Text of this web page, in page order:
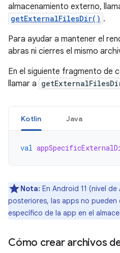
almacenamiento externo,
getExternalFilesDir() .
Para ayudar a mantener el
abras ni cierres el mismo
En el siguiente fragmento de
llamar a
Kotlin Java
val
Nota: En Android 11 (nivel
posteriores, las apps no
específico de la app en el
Cómo crear archivos